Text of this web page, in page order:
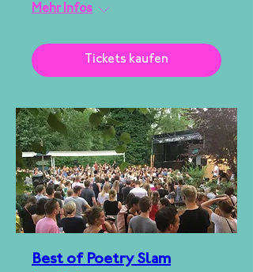
Mehr Infos
Tickets kaufen
Best of Poetry Slam